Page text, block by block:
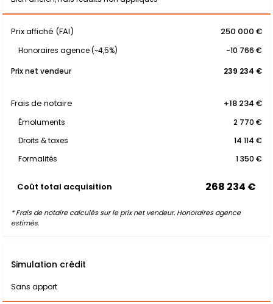
Prix affiché (FAI) 250 000 €
Honoraires agence (~4,5%)
-10 766 €
Prix net vendeur
239 234 €
Frais de notaire +18 234 €
Émoluments
2 770 €
Droits & taxes
14 114 €
Formalités
1 350 €
Coût total acquisition 268 234 €
* Frais de notaire calculés sur le prix net vendeur. Honoraires agence
estimés.
Simulation crédit
Sans apport